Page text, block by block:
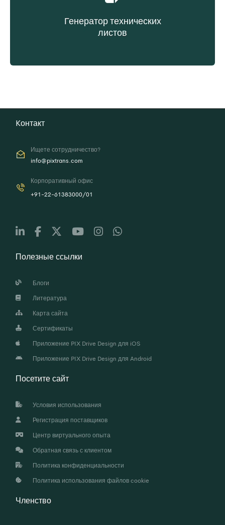
Генератор технических
листов
Kонтакт
Ищете сотрудничество?
info@pixtrans.com
Корпоративный офис
+91-22-61383000/01
Полезные ссылки
Блоги
Литература
Карта сайта
Сертификаты
Приложение PIX Drive Design для iOS
Приложение PIX Drive Design для Android
Посетите сайт
Условия использования
Регистрация поставщиков
Центр виртуального опыта
Обратная связь с клиентом
Политика конфиденциальности
Политика использования файлов cookie
Членство